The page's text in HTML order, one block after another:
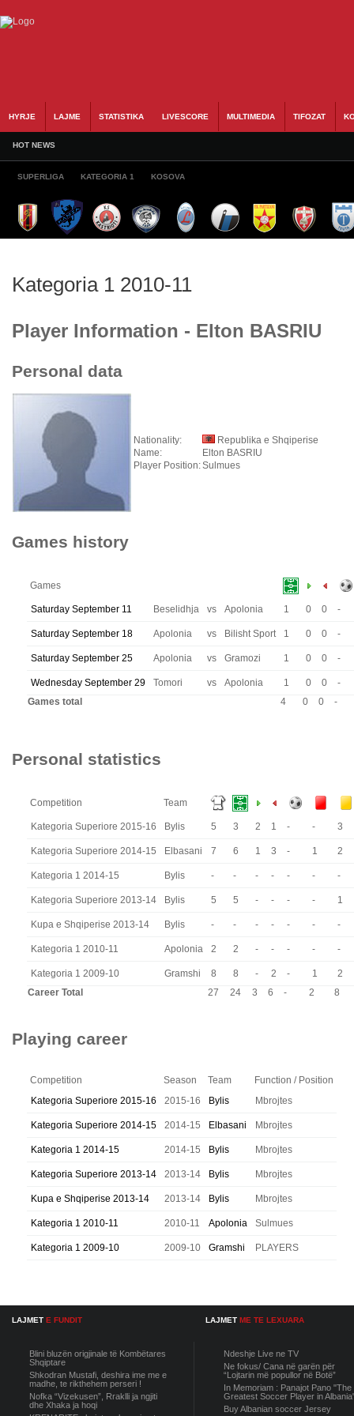
HYRJE LAJME STATISTIKA LIVESCORE MULTIMEDIA TIFOZAT
HOT NEWS
SUPERLIGA KATEGORIA 1 KOSOVA
Kategoria 1 2010-11
Player Information - Elton BASRIU
Personal data
Nationality:
Republika e Shqiperise
Name:
Elton BASRIU
Player Position:Sulmues
Games history
Games
Saturday September 11 Beselidhja vs Apolonia 1 0 0 -
Saturday September 18 Apolonia vs Bilisht Sport 1 0 0 -
Saturday September 25 Apolonia vs Gramozi 1 0 0 -
Wednesday September 29 Tomori vs Apolonia 1 0 0
-
Games total
4 0 0 -
Personal statistics
Competition Team
Kategoria Superiore 2015-16 Bylis 5 3 2 1 - - 3
Kategoria Superiore 2014-15 Elbasani 7 6 1 3 - 1 2
Kategoria 1 2014-15 Bylis - - - - - - -
Kategoria Superiore 2013-14 Bylis 5 5 - - - - 1
Kupa e Shqiperise 2013-14 Bylis - - - - - - -
Kategoria 1 2010-11 Apolonia 2 2 - - - - -
Kategoria 1 2009-10 Gramshi 8 8 - 2 - 1
2
Career Total
27 24 3 6 - 2 8
Playing career
Competition Season Team
Function / Position
Kategoria Superiore 2015-16
2015-16 Bylis Mbrojtes
Kategoria Superiore 2014-15 2014-15 Elbasani Mbrojtes
Kategoria 1 2014-15 2014-15 Bylis Mbrojtes
Kategoria Superiore 2013-14 2013-14 Bylis Mbrojtes
Kupa e Shqiperise 2013-14 2013-14 Bylis Mbrojtes
Kategoria 1 2010-11 2010-11 Apolonia Sulmues
Kategoria 1 2009-10 2009-10 Gramshi PLAYERS
LAJMET E FUNDIT
Blini bluzën origjinale të Kombëtares
Shqiptare
Shkodran Mustafi, deshira ime me e
madhe, te rikthehem perseri !
Nofka “Vizekusen”, Rraklli ja ngjiti
dhe Xhaka ja hoqi
LAJMET ME TE LEXUARA
Ndeshje Live ne TV
Ne fokus/ Cana në garën për
“Lojtarin më popullor në Botë”
In Memoriam : Panajot Pano "The
Greatest Soccer Player in
Buy Albanian soccer Jersey